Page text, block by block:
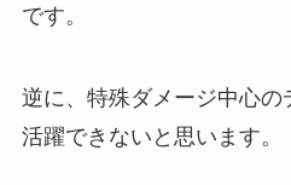
です。
逆に、 特殊ダメージ中心の
活躍できないと思います。